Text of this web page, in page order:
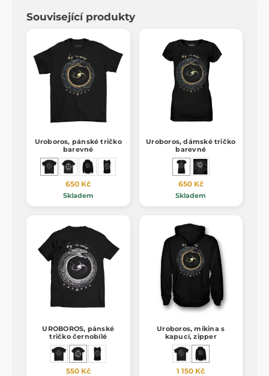
Související produkty
Uroboros, pánské tričko
barevné
650 Kč
Skladem
Uroboros, dámské tričko
barevné
650 Kč
Skladem
UROBOROS, pánské
tričko černobílé
550 Kč
Uroboros, mikina s
kapucí, zipper
1 150 Kč